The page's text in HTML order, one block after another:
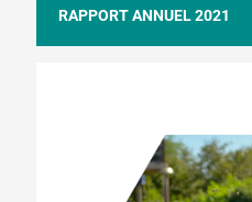
RAPPORT ANNUEL 2021